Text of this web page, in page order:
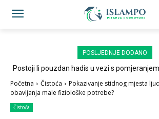
POSLJEDNJE DODANO
Postoji li pouzdan hadis u vezi s
Početna Čistoća
Pokazivanje stidnog mjesta
obavljanja male fiziološke potrebe?
Čistoća